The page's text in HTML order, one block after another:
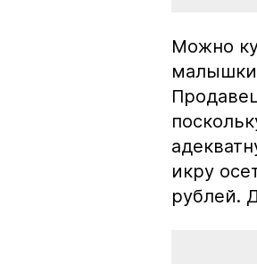
Можно
икру
рублей.